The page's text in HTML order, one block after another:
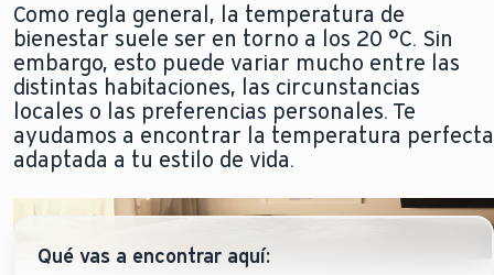
Como regla general, la temperatura de
bienestar suele ser en torno a los 20 °C. Sin
embargo, esto puede variar mucho entre las
distintas habitaciones, las circunstancias
locales o las preferencias personales. Te
ayudamos a encontrar la temperatura perfecta
adaptada a tu estilo de vida.
Qué vas a encontrar aquí: